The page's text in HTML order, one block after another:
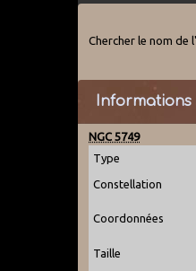
Chercher le nom de
Informations
NGC 5749
Type
Constellation
Coordonnées
Taille